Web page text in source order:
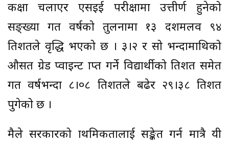
कक्षा चलाएर एसइई परीक्षामा उत्तीर्ण हुनेको
सङ्ख्या गत वर्षको तुलनामा १३ दशमलव ९४
प्रतिशतले वृद्धि भएको छ । ३।२ र सो भन्दामाथिको
औसत ग्रेड प्वाइन्ट प्राप्त गर्ने विद्यार्थीको प्रतिशत समेत
गत वर्षभन्दा ८।०८ प्रतिशतले बढेर २९।३८ प्रतिशत
पुगेको छ ।
मैले सरकारको प्राथमिकतालाई सङ्केत गर्न मात्रै यी